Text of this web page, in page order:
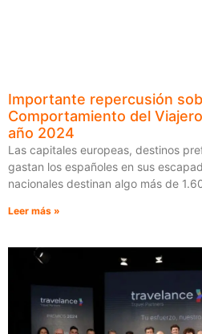
Importante repercusión
Comportamiento del
año 2024
Las capitales europeas, destinos
gastan los españoles en sus
nacionales destinan algo más de
Leer más »